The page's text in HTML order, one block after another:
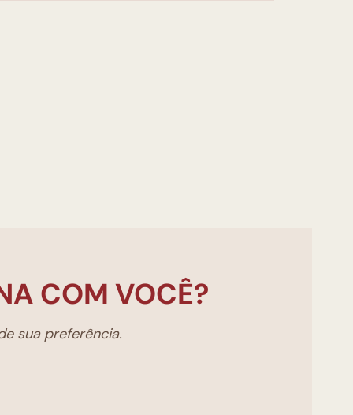
COM VOCÊ?
sua preferência.